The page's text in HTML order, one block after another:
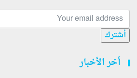
أشترك
أخر الأخبار